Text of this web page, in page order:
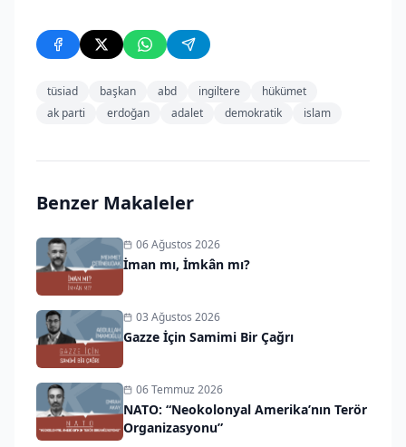
tüsiad başkan abd ingiltere
hükümet
ak parti
erdoğan adalet demokratik islam
Benzer Makaleler
06 Ağustos 2026
İman mı, İmkân mı?
03 Ağustos 2026
Gazze İçin Samimi Bir Çağrı
06 Temmuz 2026
NATO: “Neokolonyal Amerika’nın Terör
Organizasyonu”